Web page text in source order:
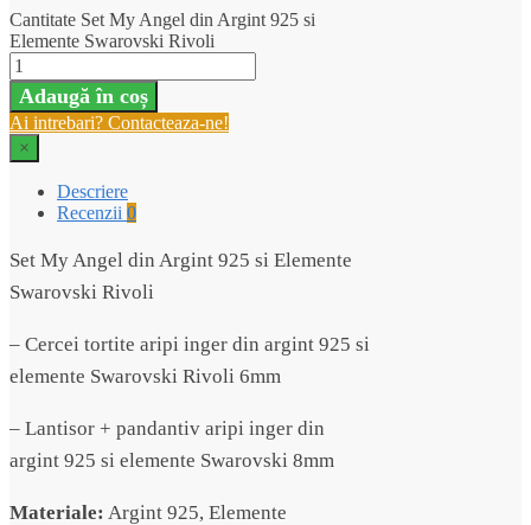
Cantitate Set My Angel din Argint 925 si
Elemente Swarovski Rivoli
Adaugă în coș
Ai intrebari? Contacteaza-ne!
×
Descriere
Recenzii 0
Set My Angel din Argint 925 si Elemente
Swarovski Rivoli
– Cercei tortite aripi inger din argint 925 si
elemente Swarovski Rivoli 6mm
– Lantisor + pandantiv aripi inger din
argint 925 si elemente Swarovski 8mm
Materiale: Argint 925, Elemente